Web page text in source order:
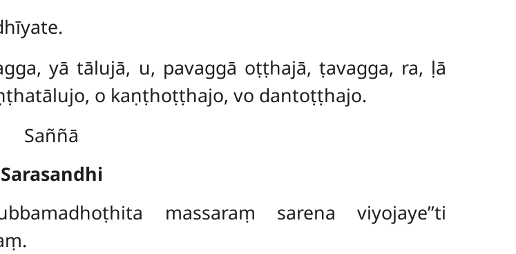
yā tālujā, u, pavaggā oṭṭhajā, ṭavagga, ra, ḷā
o kaṇṭhoṭṭhajo, vo dantoṭṭhajo.
Saññā
Sarasandhi
massaraṃ sarena viyojaye’’ti